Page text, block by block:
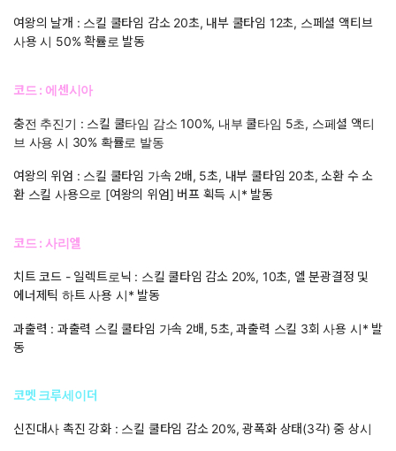
여왕의 날개 : 스킬 쿨타임 감소 20초, 내부 쿨타임 12초, 스페셜 액티브
사용 시 50% 확률로 발동
코드 : 에센시아
충전 추진기 : 스킬 쿨타임 감소 100%, 내부 쿨타임 5초, 스페셜 액티
브 사용 시 30% 확률로 발동
여왕의 위엄 : 스킬 쿨타임 가속 2배, 5초, 내부 쿨타임 20초, 소환 수 소
환 스킬 사용으로 [여왕의 위엄] 버프 획득 시* 발동
코드 : 사리엘
치트 코드 - 일렉트로닉 : 스킬 쿨타임 감소 20%, 10초, 엘 분광결정 및
에너제틱 하트 사용 시* 발동
과출력 : 과출력 스킬 쿨타임 가속 2배, 5초, 과출력 스킬 3회 사용 시* 발
동
코멧 크루세이더
신진대사 촉진 강화 : 스킬 쿨타임 감소 20%, 광폭화 상태(3각) 중 상시